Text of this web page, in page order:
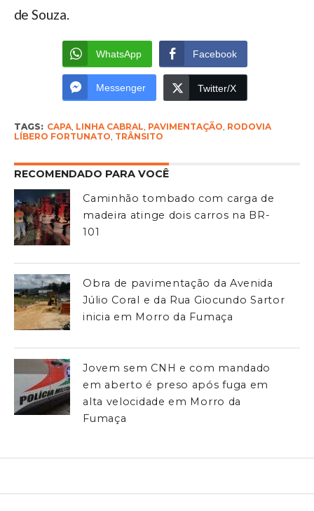
de Souza.
WhatsApp Facebook
Messenger Twitter/X
TAGS: CAPA, LINHA CABRAL, PAVIMENTAÇÃO, RODOVIA
LÍBERO FORTUNATO, TRÂNSITO
RECOMENDADO PARA VOCÊ
Caminhão tombado com carga de
madeira atinge dois carros na BR-
101
Obra de pavimentação da Avenida
Júlio Coral e da Rua Giocundo Sartor
inicia em Morro da Fumaça
Jovem sem CNH e com mandado
em aberto é preso após fuga em
alta velocidade em Morro da
Fumaça